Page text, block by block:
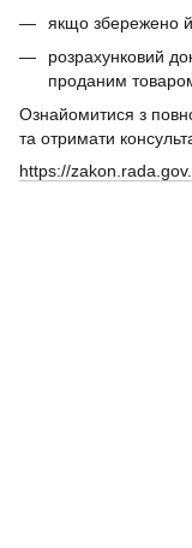
якщо збережено
розрахунковий
проданим
Ознайомитися з
та отримати
https://